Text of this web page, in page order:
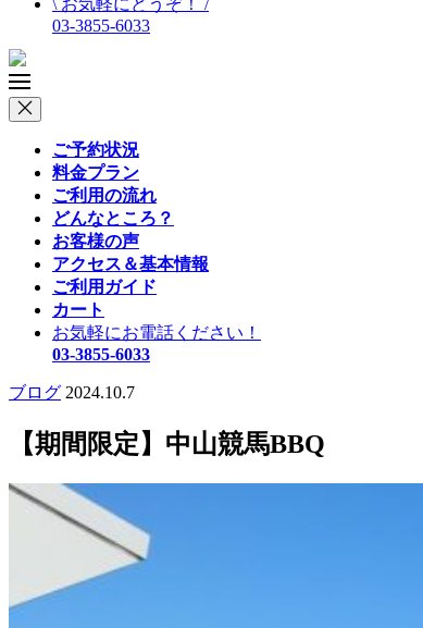
\ お気軽にどうぞ！ /
03-3855-6033
ご予約状況
料金プラン
ご利用の流れ
どんなところ？
お客様の声
アクセス＆基本情報
ご利用ガイド
カート
お気軽にお電話ください！
03-3855-6033
ブログ 2024.10.7
【期間限定】中山競馬BBQ